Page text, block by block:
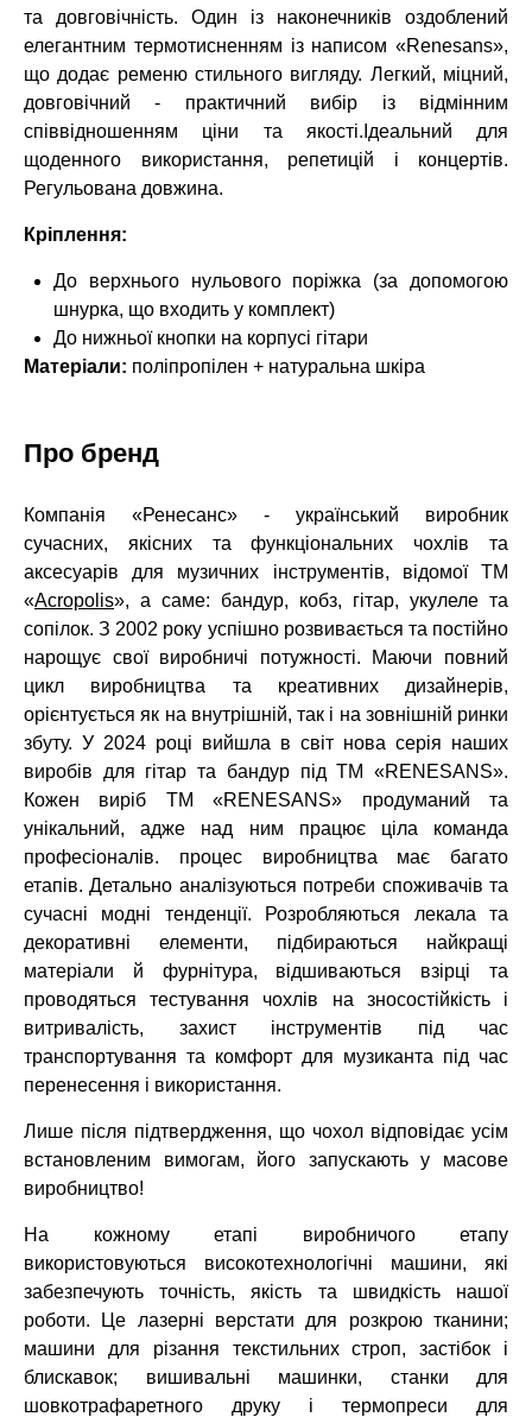
та довговічність. Один із наконечників оздоблений
елегантним термотисненням із написом «Renesans»,
що додає ременю стильного вигляду. Легкий, міцний,
довговічний - практичний вибір із відмінним
співвідношенням ціни та якості. Ідеальний для
щоденного використання, репетицій і концертів.
Регульована довжина.
Кріплення:
До верхнього нульового поріжка (за допомогою
шнурка, що входить у комплект)
До нижньої кнопки на корпусі гітари
Матеріали: поліпропілен + натуральна шкіра
Про бренд
Компанія «Ренесанс» - український виробник
сучасних, якісних та функціональних чохлів та
аксесуарів для музичних інструментів, відомої ТМ
«Acropolis», а саме: бандур, кобз, гітар, укулеле та
сопілок. З 2002 року успішно розвивається та постійно
нарощує свої виробничі потужності. Маючи повний
цикл виробництва та креативних дизайнерів,
орієнтується як на внутрішній, так і на зовнішній ринки
збуту. У 2024 році вийшла в світ нова серія наших
виробів для гітар та бандур під ТМ «RENESANS».
Кожен виріб ТМ «RENESANS» продуманий та
унікальний, адже над ним працює ціла команда
професіоналів. процес виробництва має багато
етапів. Детально аналізуються потреби споживачів та
сучасні модні тенденції. Розробляються лекала та
декоративні елементи, підбираються найкращі
матеріали й фурнітура, відшиваються взірці та
проводятьсятестування чохлів на зносостійкість і
витривалість, захист інструментів під час
транспортування та комфорт для музиканта під час
перенесення і використання.
Лише після підтвердження, що чохол відповідає усім
встановленим вимогам, його запускають у масове
виробництво!
На кожному етапі виробничого етапу
використовуються високотехнологічні машини, які
забезпечують точність, якість та швидкість нашої
роботи. Це лазерні верстати для розкрою тканини;
машини для різання текстильних строп, застібок і
блискавок; вишивальні машинки, станки для
шовкотрафаретного друку і термопреси для